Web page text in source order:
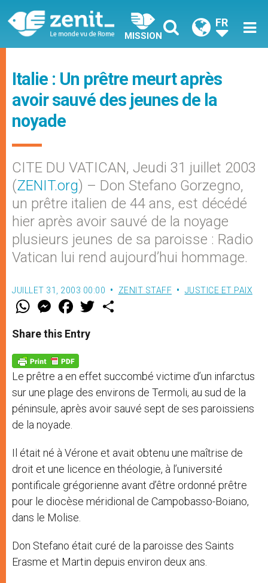
MISSION
FR
Italie : Un prêtre meurt après
avoir sauvé des jeunes de la
noyade
CITE DU VATICAN, Jeudi 31 juillet 2003
(ZENIT.org) – Don Stefano Gorzegno,
un prêtre italien de 44 ans, est décédé
hier après avoir sauvé de la noyage
plusieurs jeunes de sa paroisse : Radio
Vatican lui rend aujourd’hui hommage.
JUILLET 31, 2003 00:00 ZENIT STAFF JUSTICE ET PAIX
W
t
s
p
p
M
e
s
e
g
e
r
F
a
e
b
o
k
w
Share this Entry
Le prêtre a en effet succombé victime d’un infarctus
sur une plage des environs de Termoli, au sud de la
péninsule, après avoir sauvé sept de ses paroissiens
de la noyade.
Il était né à Vérone et avait obtenu une maîtrise de
droit et une licence en théologie, à l’université
pontificale grégorienne avant d’être ordonné prêtre
pour le diocèse méridional de Campobasso-Boiano,
dans le Molise.
Don Stefano était curé de la paroisse des Saints
Erasme et Martin depuis environ deux ans.